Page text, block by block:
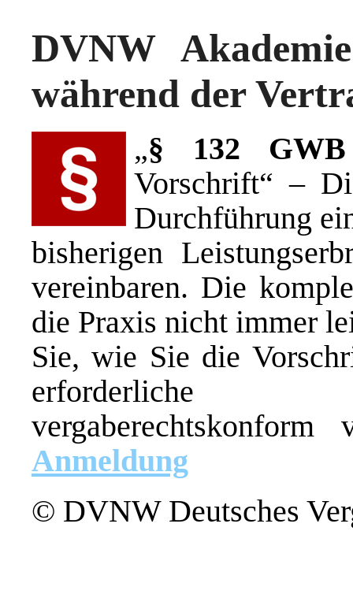
DVNW
während der
„§ 132 GWB
Vorschrift“ –
Durchführung
bisherigen
vereinbaren. Die
die Praxis nicht immer
Sie, wie Sie die
erforderliche
vergaberechtskonform
Anmeldung